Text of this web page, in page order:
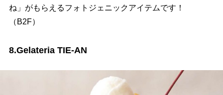
ね」がもらえるフォトジェニックアイテムです！
（B2F）
8.Gelateria TIE-AN